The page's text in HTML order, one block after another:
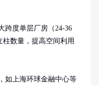
跨度单层厂房（24-36
数量，提高空间利用
如上海环球金融中心等